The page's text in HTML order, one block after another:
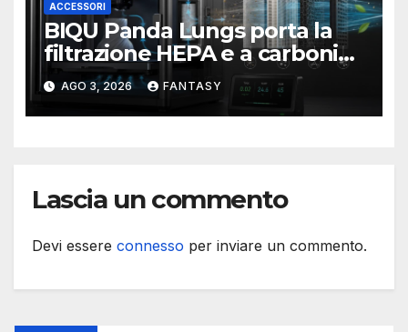
ACCESSORI
BIQU Panda Lungs porta la
filtrazione HEPA e a carboni
attivi dentro le stampanti 3D
Bambu Lab
AGO 3, 2026 FANTASY
Lascia un commento
Devi essere connesso per inviare un commento.